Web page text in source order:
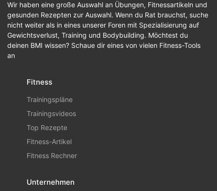
Wir haben eine große Auswahl an Übungen, Fitnessartikeln und
gesunden Rezepten zur Auswahl. Wenn du Rat brauchst, suche
nicht weiter als in eines unserer Foren mit Spezialisierung auf
Gewichtsverlust, Training und Bodybuilding. Möchtest du
deinen BMI wissen? Schaue dir eines von vielen Fitness-Tools
an
Fitness
Trainingspläne
Trainingsvideos
Top Rezepte
Fitness-Artikel
Fitness Rechner
Unternehmen